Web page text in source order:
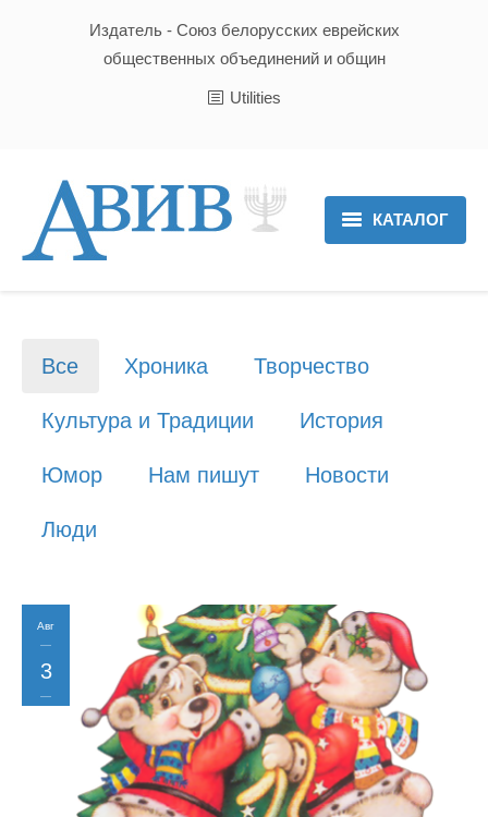
Издатель - Союз белорусских еврейских
общественных объединений и общин
Utilities
КАТАЛОГ
Культура и Традиции
Хроника
Люди
Все Хроника Творчество
Культура и Традиции История
Юмор Нам пишут Новости
Люди
Авг
3